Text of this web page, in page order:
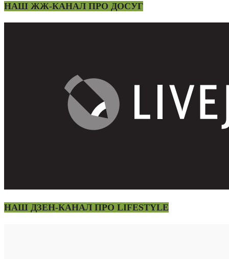
НАШ ЖЖ-КАНАЛ ПРО ДОСУГ
НАШ ДЗЕН-КАНАЛ ПРО LIFESTYLE